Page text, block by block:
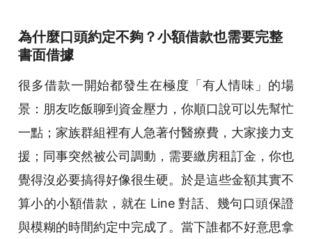
為什麼口頭約定不夠？小額借款也需要完整
書面借據
很多借款一開始都發生在極度「有人情味」的場
景：朋友吃飯聊到資金壓力，你順口說可以先幫忙
一點；家族群組裡有人急著付醫療費，大家接力支
援；同事突然被公司調動，需要繳房租訂金，你也
覺得沒必要搞得好像很生硬。於是這些金額其實不
算小的小額借款，就在 Line 對話、幾句口頭保證
與模糊的時間約定中完成了。當下誰都不好意思拿